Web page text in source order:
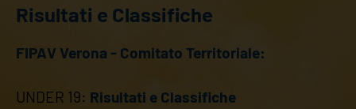
Risultati e Classifiche
FIPAV Verona - Comitato Territoriale:
UNDER 19: Risultati e Classifiche